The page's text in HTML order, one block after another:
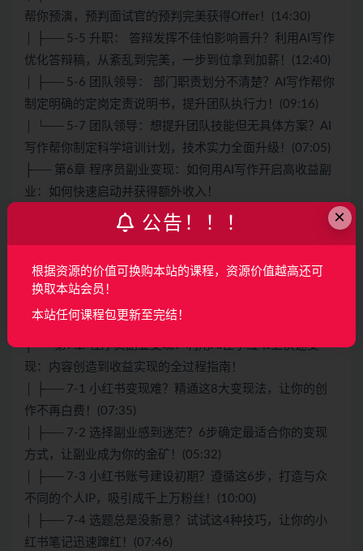
帮你预演，预判面试官的预判完美获得Offer！(14:30)
│ ├── 5-5 升职： 答辩发挥不佳怕影响晋升？利用AI写作
优化答辩稿，从紊乱到完美，一步到位拿到加薪！(12:40)
│ ├── 5-6 团队领导： 部门职责划分不清楚？AI写作帮你
制定明确的定岗定责说明书，提升团队执行力！(09:16)
│ └── 5-7 团队领导：想提升团队技能但无具体方案？AI
写作帮你制定科学培训计划，技术实力全面升级！(07:05)
├── 第6章 程序员副业变现：如何用AI写作开启高收益副
业：如何快速启动并获得额外收入！
│ ├── 6-1 靠谱副业选择难？AI写作指导找到最适合程序
员的8种赚钱路径！(07:48)
制，直击最适合你的赚钱副业！(05:25)
变现计划，减少执行障碍！(07:10)
├── 第7章 程序员副业变现：利用AI在小红书上快速变
现：内容创造到收益实现的全过程指南！
│ ├── 7-1 小红书变现难？精通这8大变现法，让你的创
作不再白费！(07:35)
│ ├── 7-2 选择副业感到迷茫？6步确定最适合你的变现
方式，让副业成为你的金矿！(05:32)
│ ├── 7-3 小红书账号建设初期？遵循这6步，打造与众
不同的个人IP，吸引成千上万粉丝！(10:00)
│ ├── 7-4 选题总是没新意？试试这4种技巧，让你的小
红书笔记迅速蹿红！(07:46)
×
公告！！！
根据资源的价值可换购本站的课程，资源价值越高还可
换取本站会员！
本站任何课程包更新至完结！